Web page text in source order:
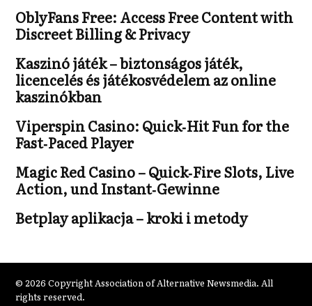
OblyFans Free: Access Free Content with
Discreet Billing & Privacy
Kaszinó játék – biztonságos játék,
licencelés és játékosvédelem az online
kaszinókban
Viperspin Casino: Quick‑Hit Fun for the
Fast‑Paced Player
Magic Red Casino – Quick‑Fire Slots, Live
Action, und Instant‑Gewinne
Betplay aplikacja – kroki i metody
© 2026 Copyright Association of Alternative Newsmedia. All
rights reserved.